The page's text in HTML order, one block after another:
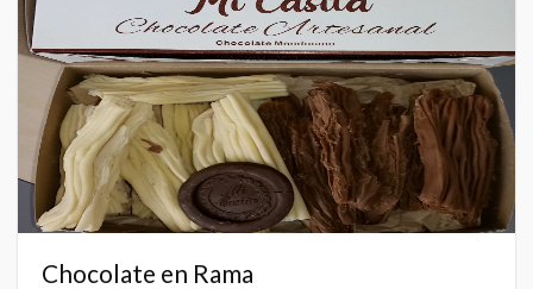
Chocolate en Rama